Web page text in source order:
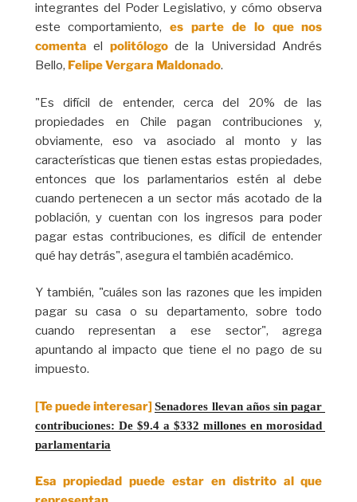
integrantes del Poder Legislativo, y cómo observa
este comportamiento,es parte de lo que nos
comentael politólogode la Universidad Andrés
Bello, Felipe Vergara Maldonado.
"Es difícil de entender, cerca del 20% de las
propiedades en Chile pagan contribuciones y,
obviamente, eso va asociado al monto y las
características que tienen estas estas propiedades,
entonces que los parlamentarios estén al debe
cuando pertenecen a un sector más acotado de la
población, y cuentan con los ingresos para poder
pagar estas contribuciones, es difícil de entender
qué hay detrás", asegura el también académico.
Y también, "cuáles son las razones que les impiden
pagar su casa o su departamento, sobre todo
cuando representan a ese sector", agrega
apuntando al impacto que tiene el no pago de su
impuesto.
[Te puede interesar]Senadores llevan años sin pagar
contribuciones: De $9.4 a $332 millones en morosidad
parlamentaria
Esa propiedad puede estar en distrito al que